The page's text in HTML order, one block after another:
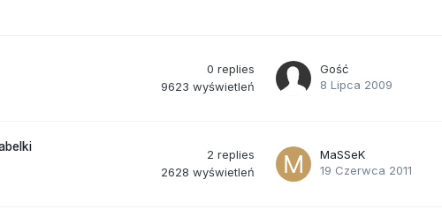
0 replies
9623 wyświetleń
Gość
8 Lipca 2009
2 replies
2628 wyświetleń
MaSSeK
19 Czerwca 2011